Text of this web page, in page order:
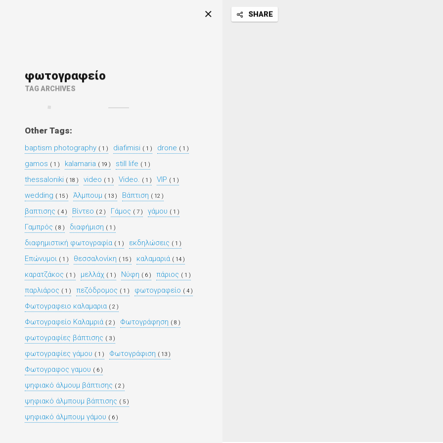
φωτογραφείο
TAG ARCHIVES
Other Tags:
baptism photography ( 1 ) diafimisi ( 1 ) drone ( 1 )
gamos ( 1 ) kalamaria ( 19 ) still life ( 1 )
thessaloniki ( 18 ) video ( 1 ) Video. ( 1 ) VIP ( 1 )
wedding ( 15 ) Άλμπουμ ( 13 ) Βάπτιση ( 12 )
βαπτισης ( 4 ) Βίντεο ( 2 ) Γάμος ( 7 ) γάμου ( 1 )
Γαμπρός ( 8 ) διαφήμιση ( 1 )
διαφημιστική φωτογραφία ( 1 ) εκδηλώσεις ( 1 )
Επώνυμοι ( 1 ) θεσσαλονίκη ( 15 ) καλαμαριά ( 14 )
καρατζάκος ( 1 ) μελλάχ ( 1 ) Νύφη ( 6 ) πάριος ( 1 )
παρλιάρος ( 1 ) πεζόδρομος ( 1 ) φωτογραφείο ( 4 )
Φωτογραφειο καλαμαρια ( 2 )
Φωτογραφείο Καλαμριά ( 2 ) Φωτογράφηση ( 8 )
φωτογραφίες βάπτισης ( 3 )
φωτογραφίες γάμου ( 1 ) Φωτογράφιση ( 13 )
Φωτογραφος γαμου ( 6 )
ψηφιακό άλμουμ βάπτισης ( 2 )
ψηφιακό άλμπουμ βάπτισης ( 5 )
ψηφιακό άλμπουμ γάμου ( 6 )
SHARE